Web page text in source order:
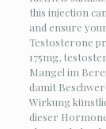
this injection
and ensure
Testosterone
175mg,
Mangel im
damit
Wirkung
dieser